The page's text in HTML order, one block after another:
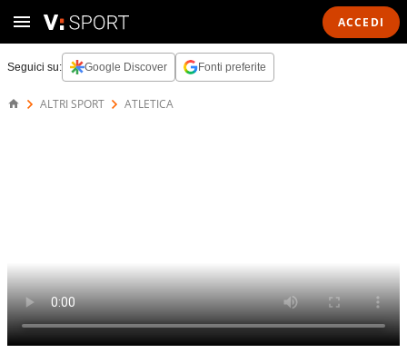
ACCEDI
Seguici su: Google Discover Fonti preferite
ALTRI SPORT ATLETICA